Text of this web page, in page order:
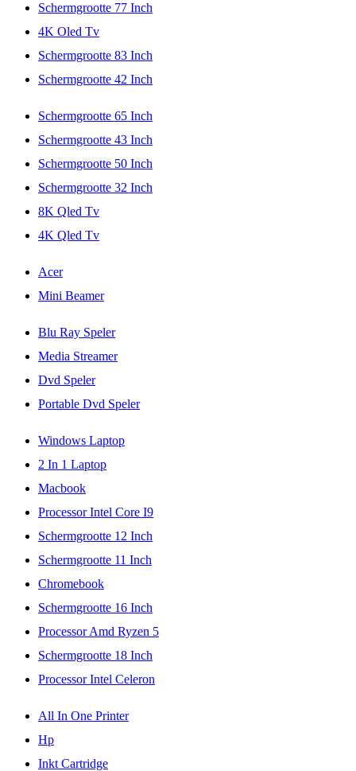
Schermgrootte 77 Inch
4K Oled Tv
Schermgrootte 83 Inch
Schermgrootte 42 Inch
Schermgrootte 65 Inch
Schermgrootte 43 Inch
Schermgrootte 50 Inch
Schermgrootte 32 Inch
8K Qled Tv
4K Qled Tv
Acer
Mini Beamer
Blu Ray Speler
Media Streamer
Dvd Speler
Portable Dvd Speler
Windows Laptop
2 In 1 Laptop
Macbook
Processor Intel Core I9
Schermgrootte 12 Inch
Schermgrootte 11 Inch
Chromebook
Schermgrootte 16 Inch
Processor Amd Ryzen 5
Schermgrootte 18 Inch
Processor Intel Celeron
All In One Printer
Hp
Inkt Cartridge